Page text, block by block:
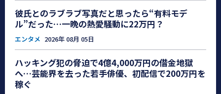
彼氏とのラブラブ写真だと思ったら“有料モデ
ル”だった…一晩の熱愛騒動に22万円？
エンタメ 2026年 08月 05日
ハッキング犯の脅迫で4億4,000万円の借金地獄
へ…芸能界を去った若手俳優、初配信で200万円を
稼ぐ